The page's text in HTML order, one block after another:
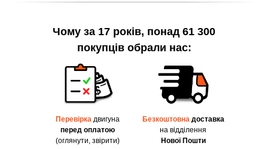
Чому за 17 років, понад 61 300
покупців обрали нас:
Перевірка двигуна
перед оплатою
(оглянути, звірити)
Безкоштовна доставка
на відділення
Нової Пошти